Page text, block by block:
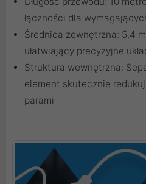
łączności dla
Średnica zewnętrzna: 5,4
ułatwiający precyzyjne
Struktura wewnętrzna:
element skutecznie
parami